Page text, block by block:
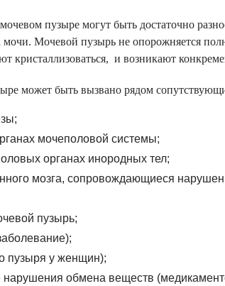
пузыре могут быть достаточно
мочи. Мочевой пузырь не опорожняется
кристаллизоваться, и возникают
может быть вызвано рядом
мочеполовой системы;
органах инородных тел;
мозга, сопровождающиеся
пузырь;
пузыря у женщин);
обмена веществ